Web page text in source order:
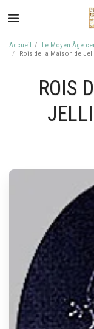
Accueil
Le Moyen Âge
Rois de la Maison de
ROIS